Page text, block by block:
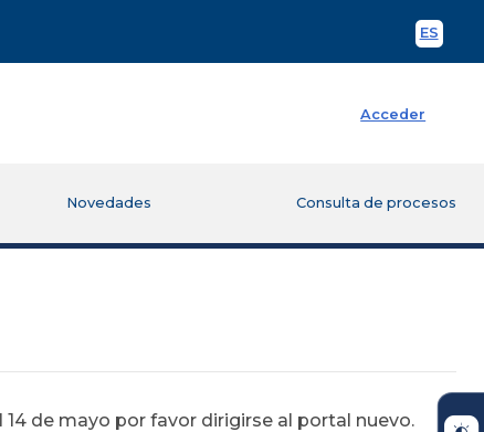
ES
Acceder
Novedades Consulta de procesos
de mayo por favor dirigirse al portal nuevo.